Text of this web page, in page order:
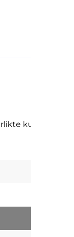
kullanılabilir